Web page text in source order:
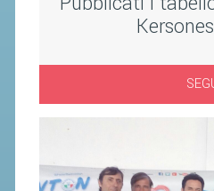
MODULI
UFFICIALI